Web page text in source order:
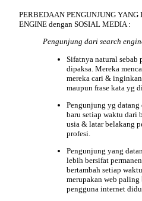
PERBEDAAN PENGUNJUNG
ENGINE dengan SOSIAL MEDIA :
Pengunjung dari search
Sifatnya natural sebab
dipaksa. Mereka
mereka cari &
maupun frase kata yg
Pengunjung yg datang
baru setiap waktu dari
usia & latar belakang
profesi.
Pengunjung yang
lebih bersifat
bertambah setiap
merupakan web
pengguna internet